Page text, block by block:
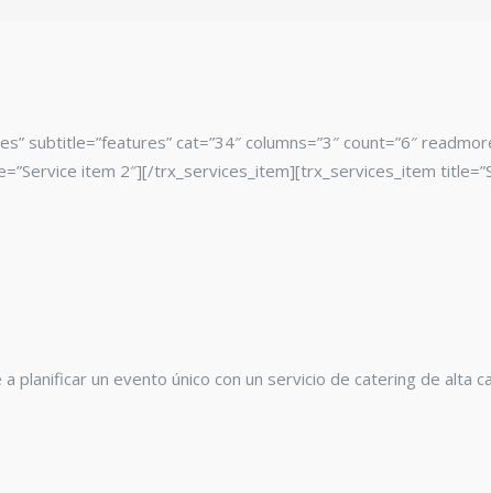
subtitle=”features” cat=”34″ columns=”3″ count=”6″
item 2″][/trx_services_item][trx_services_item
planificar un evento único con un servicio de catering de alta